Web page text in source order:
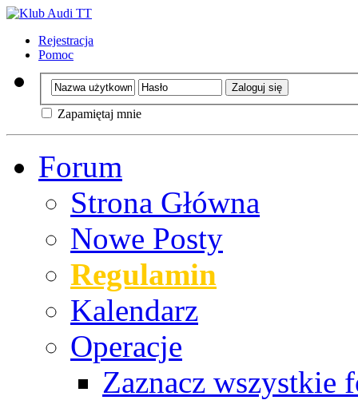
Rejestracja
Pomoc
Zapamiętaj mnie
Forum
Strona Główna
Nowe Posty
Regulamin
Kalendarz
Operacje
Zaznacz wszystkie